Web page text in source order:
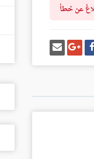
عن خطأ
شارك
على
فيسبوك
شارك
على
غوغل
بلس
إرسل
إيميل